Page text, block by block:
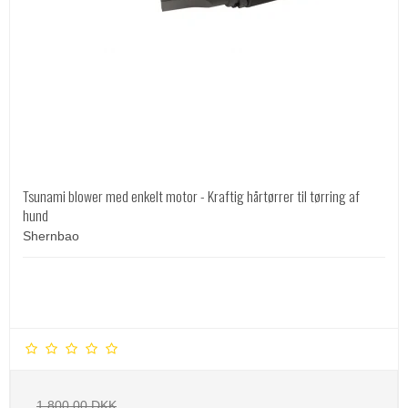
Tsunami blower med enkelt motor - Kraftig hårtørrer til tørring af
hund
Shernbao